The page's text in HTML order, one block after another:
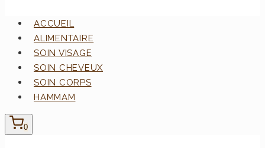
ACCUEIL
ALIMENTAIRE
SOIN VISAGE
SOIN CHEVEUX
SOIN CORPS
HAMMAM
0